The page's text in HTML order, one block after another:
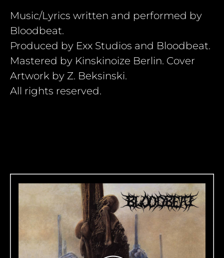
Music/Lyrics written and performed by
Bloodbeat.
Produced by Exx Studios and Bloodbeat.
Mastered by Kinskinoize Berlin. Cover
Artwork by Z. Beksinski.
All rights reserved.